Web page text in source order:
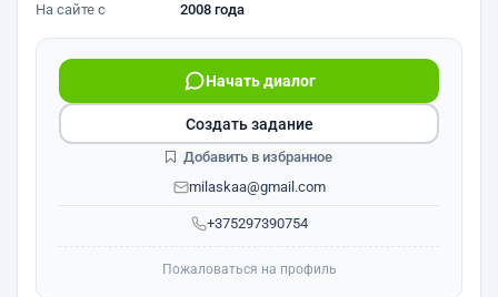
На сайте с
2008 года
+375297390754
Начать диалог
milaskaa@gmail.com
Создать задание
Добавить в избранное
Пожаловаться на профиль